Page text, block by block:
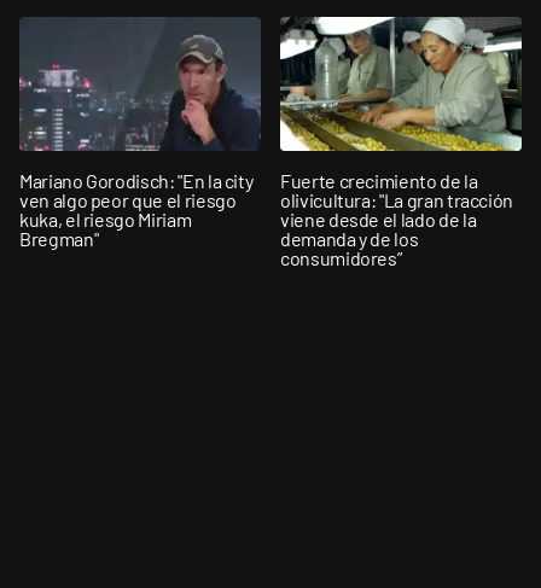
Mariano Gorodisch: "En la city
ven algo peor que el riesgo
kuka, el riesgo Miriam
Bregman"
Fuerte crecimiento de la
olivicultura: "La gran tracción
viene desde el lado de la
demanda y de los
consumidores”